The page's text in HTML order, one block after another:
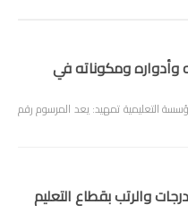
وأدواره ومكوناته في
التعليمية تمهيد: يعد المرسوم رقم
والرتب بقطاع التعليم